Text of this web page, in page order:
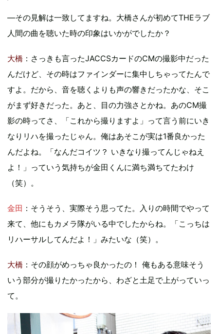
―その見解は一致してますね。大橋さんが初めてTHEラブ
人間の曲を聴いた時の印象はいかがでしたか？
大橋 ：さっきも言ったJACCSカードのCMの撮影中だった
んだけど、その時はファインダーに集中しちゃってたんで
すよ。だから、音を聴くよりも声の響きだったかな、そこ
がまず好きだった。あと、目の力強さとかね。あのCM撮
影の時ってさ、「これから撮りますよ」って言う前にいき
なりリハを撮ったじゃん。俺はあそこが実は1番良かった
んだよね。「なんだコイツ？ いきなり撮ってんじゃねえ
よ！」っていう気持ちが金田くんに満ち満ちてたわけ
（笑）。
金田 ：そうそう、実際そう思ってた。入りの時間でやって
来て、他にもカメラ隊がいる中でしたからね。「こっちは
リハーサルしてんだよ！」みたいな（笑）。
大橋 ：その顔がめっちゃ良かったの！ 俺もある意味そう
いう部分が撮りたかったから、わざと土足で上がっていっ
て。